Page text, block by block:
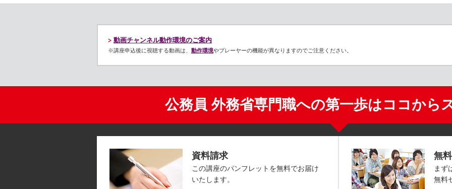
動画チャンネル動作環境のご案内
※講座申込後に視聴する動画は、 動作環境やプレーヤーの機能が異なりますのでご注意ください。
公務員 外務省専門職への第一歩はココから
資料請求
この講座のパンフレットを無料でお届け
いたします。
無
まず
無料